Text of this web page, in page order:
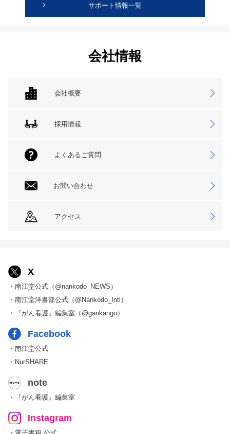
サポート情報一覧
会社情報
会社概要
採用情報
よくあるご質問
お問い合わせ
アクセス
X
・南江堂公式（@nankodo_NEWS）
・南江堂洋書部公式（@Nankodo_Intl）
・『がん看護』編集室（@gankango）
Facebook
・南江堂公式
・NurSHARE
note
・『がん看護』編集室
Instagram